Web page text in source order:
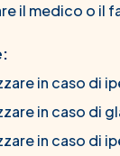
il medico o il
in caso di
in caso di
in caso di